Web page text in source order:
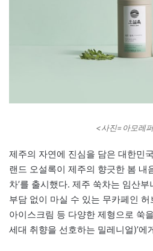
<사진=아모레
제주의 자연에 진심을 담은 대한민
랜드 오설록이 제주의 향긋한 봄 내
차’를 출시했다. 제주 쑥차는 임산
부담 없이 마실 수 있는 무카페인
아이스크림 등 다양한 제형으로 쑥
세대 취향을 선호하는 밀레니얼)’에